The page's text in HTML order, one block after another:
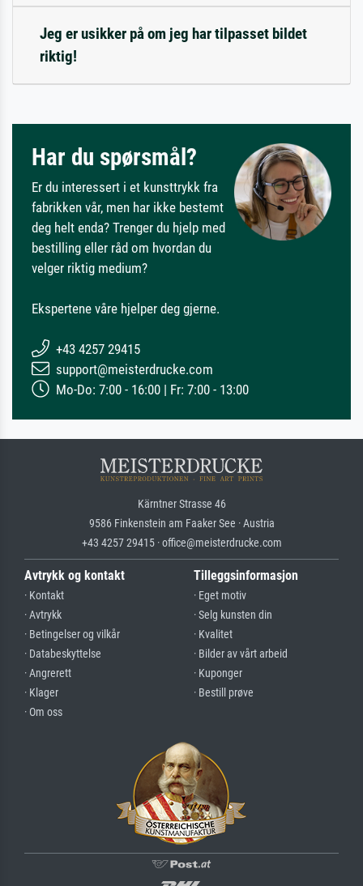
Jeg er usikker på om jeg har tilpasset bildet
riktig!
Har du spørsmål?
Er du interessert i et kunsttrykk fra
fabrikken vår, men har ikke bestemt
deg helt enda? Trenger du hjelp med
bestilling eller råd om hvordan du
velger riktig medium?
Ekspertene våre hjelper deg gjerne.
+43 4257 29415
support@meisterdrucke.com
Mo-Do: 7:00 - 16:00 | Fr: 7:00 - 13:00
Kärntner Strasse 46
9586 Finkenstein am Faaker See · Austria
+43 4257 29415 · office@meisterdrucke.com
Avtrykk og kontakt
· Kontakt
· Avtrykk
· Betingelser og vilkår
· Databeskyttelse
· Angrerett
· Klager
· Om oss
Tilleggsinformasjon
· Eget motiv
· Selg kunsten din
· Kvalitet
· Bilder av vårt arbeid
· Kuponger
· Bestill prøve